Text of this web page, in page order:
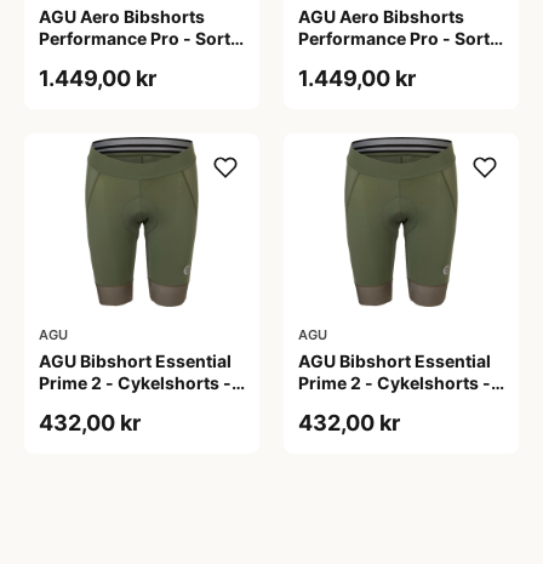
AGU Aero Bibshorts
Performance Pro - Sort -
1.449,00 kr
AGU Aero Bibshorts
Performance Pro - Sort -
1.449,00 kr
AGU
AGU Bibshort Essential
Prime 2 - Cykelshorts -
2XL
432,00 kr
AGU
AGU Bibshort Essential
Prime 2 - Cykelshorts -
L
432,00 kr